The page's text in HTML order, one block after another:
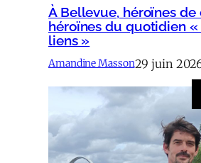
À Bellevue, héroïnes de
héroïnes du quotidien
liens »
Amandine Masson29 juin